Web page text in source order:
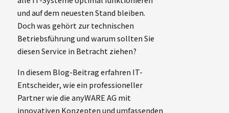
und auf dem neuesten Stand bleiben.
Doch was gehört zur technischen
Betriebsführung und warum sollten Sie
diesen Service in Betracht ziehen?
In diesem Blog-Beitrag erfahren IT-
Entscheider, wie ein professioneller
Partner wie die anyWARE AG mit
innovativen Konzepten und umfassenden